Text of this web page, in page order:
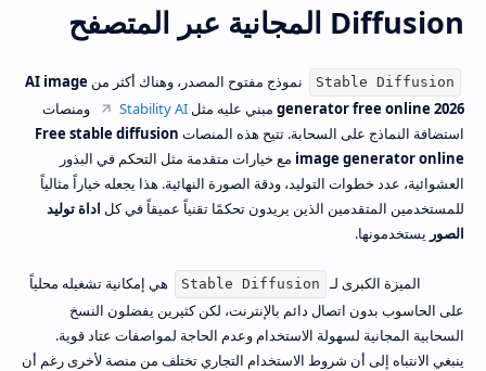
Diffusion المجانية عبر المتصفح
Stable Diffusion نموذج مفتوح المصدر، وهناك أكثر من AI image
generator free online 2026 مبني عليه مثل Stability AI
ومنصات
استضافة النماذج على السحابة. تتيح هذه المنصات Free stable diffusion
image generator online مع خيارات متقدمة مثل التحكم في البذور
العشوائية، عدد خطوات التوليد، ودقة الصورة النهائية. هذا يجعله خياراً مثالياً
للمستخدمين المتقدمين الذين يريدون تحكمًا تقنياً عميقاً في كل اداة توليد
الصور يستخدمونها.
الميزة الكبرى لـ Stable Diffusion
هي إمكانية تشغيله محلياً
على الحاسوب بدون اتصال دائم بالإنترنت، لكن كثيرين يفضلون النسخ
السحابية المجانية لسهولة الاستخدام وعدم الحاجة لمواصفات عتاد قوية.
ينبغي الانتباه إلى أن شروط الاستخدام التجاري تختلف من منصة لأخرى رغم أن